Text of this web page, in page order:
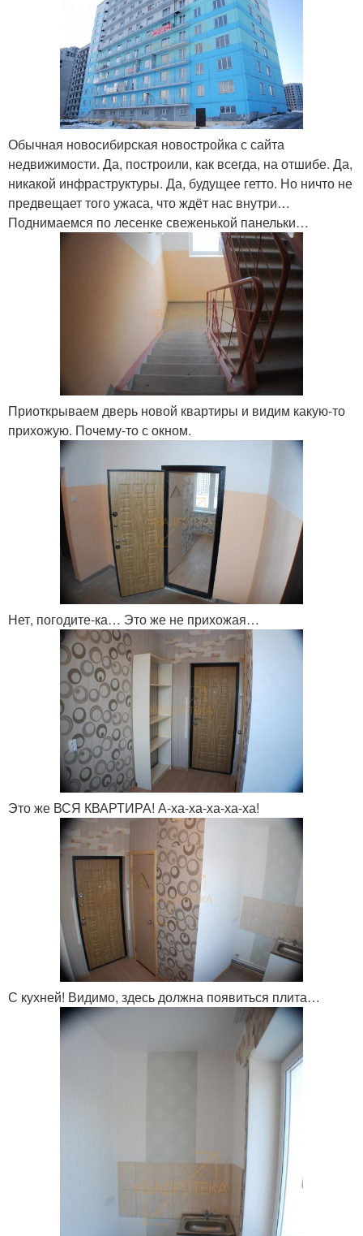
Обычная новосибирская новостройка с сайта
недвижимости. Да, построили, как всегда, на отшибе. Да,
никакой инфраструктуры. Да, будущее гетто. Но ничто не
предвещает того ужаса, что ждёт нас внутри…
Поднимаемся по лесенке свеженькой панельки…
Приоткрываем дверь новой квартиры и видим какую-то
прихожую. Почему-то с окном.
Нет, погодите-ка… Это же не прихожая…
Это же ВСЯ КВАРТИРА! А-ха-ха-ха-ха-ха!
С кухней! Видимо, здесь должна появиться плита…